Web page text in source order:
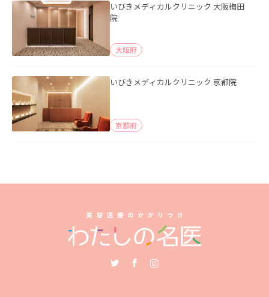
いびきメディカルクリニック 大阪梅田
院
大阪府
いびきメディカルクリニック 京都院
京都府